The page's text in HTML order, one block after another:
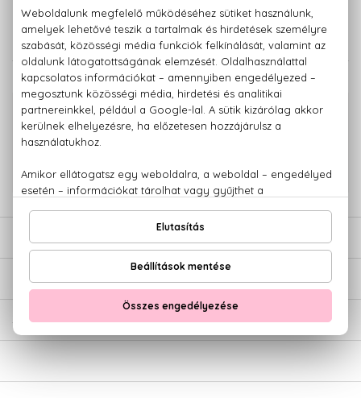
13.720 Ft
KAPCSOLÓDÓ TERMÉKEK
100% eredeti termékek,14 napos visszaküldési garanciával
779 1926
ÉRTÉKELÉSEK (0)
SZÁLLÍTÁS